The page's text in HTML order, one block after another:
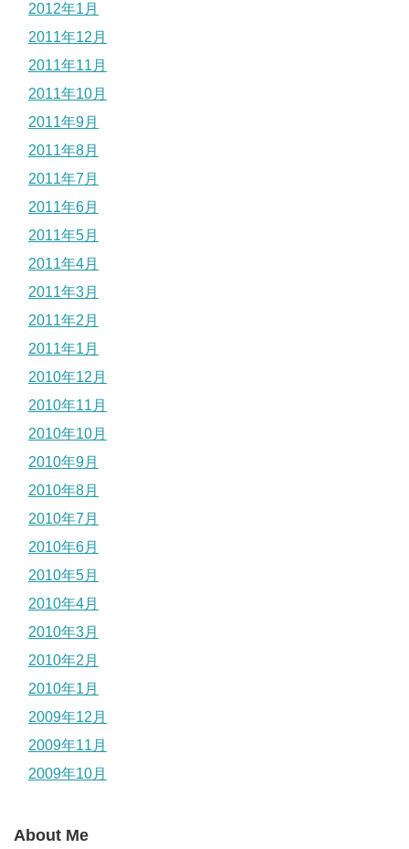
2012年1月
2011年12月
2011年11月
2011年10月
2011年9月
2011年8月
2011年7月
2011年6月
2011年5月
2011年4月
2011年3月
2011年2月
2011年1月
2010年12月
2010年11月
2010年10月
2010年9月
2010年8月
2010年7月
2010年6月
2010年5月
2010年4月
2010年3月
2010年2月
2010年1月
2009年12月
2009年11月
2009年10月
About Me